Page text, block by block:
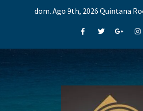
dom. Ago 9th, 2026 Quintana
FacebookTwitterGoogle+